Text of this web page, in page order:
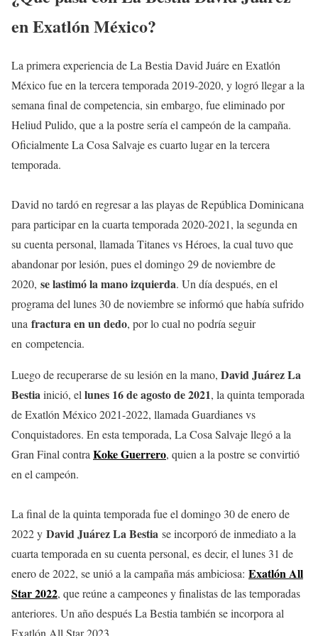
en Exatlón México?
La primera experiencia de La Bestia David Juáre en Exatlón
México fue en la tercera temporada 2019-2020, y logró llegar a la
semana final de competencia, sin embargo, fue eliminado por
Heliud Pulido, que a la postre sería el campeón de la campaña.
Oficialmente La Cosa Salvaje es cuarto lugar en la tercera
temporada.
David no tardó en regresar a las playas de República Dominicana
para participar en la cuarta temporada 2020-2021, la segunda en
su cuenta personal, llamada Titanes vs Héroes, la cual tuvo que
abandonar por lesión, pues el domingo 29 de noviembre de
2020, se lastimó la mano izquierda. Un día después, en el
programa del lunes 30 de noviembre se informó que había sufrido
una fractura en un dedo, por lo cual no podría seguir
en competencia.
Luego de recuperarse de su lesión en la mano, David Juárez La
Bestiainició, el lunes 16 de agosto de 2021, la quinta temporada
de Exatlón México 2021-2022, llamada Guardianes vs
Conquistadores. En esta temporada, La Cosa Salvaje llegó a la
Gran Final contra Koke Guerrero, quien a la postre se convirtió
en el campeón.
La final de la quinta temporada fue el domingo 30 de enero de
2022 y David Juárez La Bestia se incorporó de inmediato a la
cuarta temporada en su cuenta personal, es decir, el lunes 31 de
enero de 2022, se unió a la campaña más ambiciosa: Exatlón All
Star 2022, que reúne a campeones y finalistas de las temporadas
anteriores. Un año después La Bestia también se incorpora al
Exatlón All Star 2023.